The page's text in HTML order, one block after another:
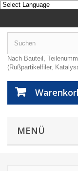
Nach Bauteil,
(Rußpartikelfiler,
MENÜ